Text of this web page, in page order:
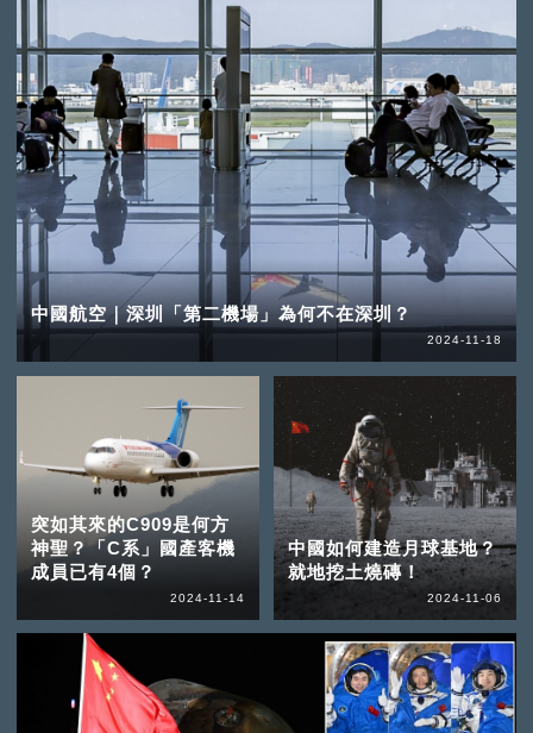
中國航空｜深圳「第二機場」為何不在深圳？
2024-11-18
突如其來的C909是何方
神聖？「C系」國產客機
成員已有4個？
2024-11-14
中國如何建造月球基地？
就地挖土燒磚！
2024-11-06